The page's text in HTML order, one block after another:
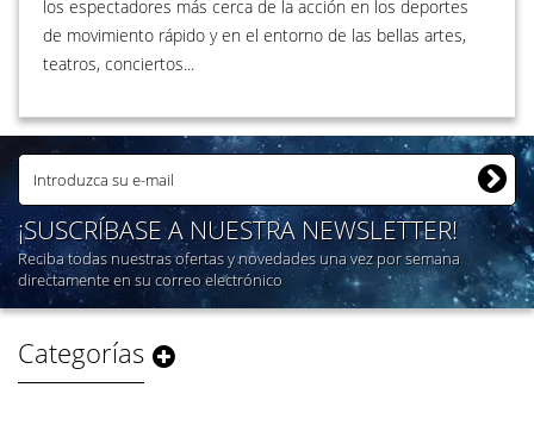
los espectadores más cerca de la acción en los deportes
de movimiento rápido y en el entorno de las bellas artes,
teatros, conciertos...
¡SUSCRÍBASE A NUESTRA NEWSLETTER!
Reciba todas nuestras ofertas y novedades una vez por semana
directamente en su correo electrónico
Categorías